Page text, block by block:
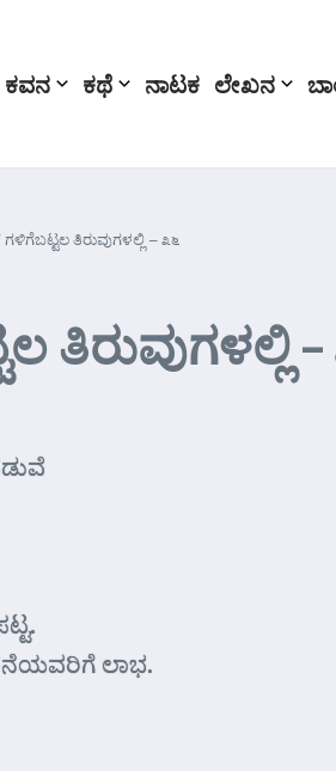
ಕವನ ಕಥೆ ನಾಟಕ ಲೇಖನ
ಗಳಿಗೆಬಟ್ಟಲ ತಿರುವುಗಳಲ್ಲಿ – ೩೬
ತಿರುವುಗಳಲ್ಲಿ
ಲಾಭ.